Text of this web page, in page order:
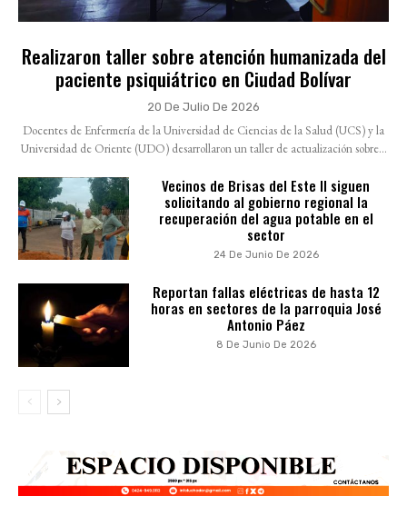
Realizaron taller sobre atención humanizada del
paciente psiquiátrico en Ciudad Bolívar
20 De Julio De 2026
Docentes de Enfermería de la Universidad de Ciencias de la Salud (UCS) y la
Universidad de Oriente (UDO) desarrollaron un taller de actualización sobre...
Vecinos de Brisas del Este II siguen
solicitando al gobierno regional la
recuperación del agua potable en el
sector
24 De Junio De 2026
Reportan fallas eléctricas de hasta 12
horas en sectores de la parroquia José
Antonio Páez
8 De Junio De 2026